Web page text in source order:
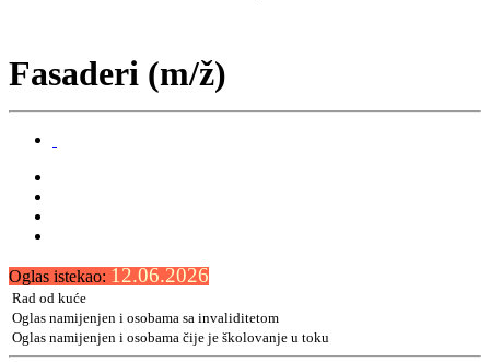
Fasaderi (m/ž)
Oglas istekao: 12.06.2026
Rad od kuće
Oglas namijenjen i osobama sa invaliditetom
Oglas namijenjen i osobama čije je školovanje u toku